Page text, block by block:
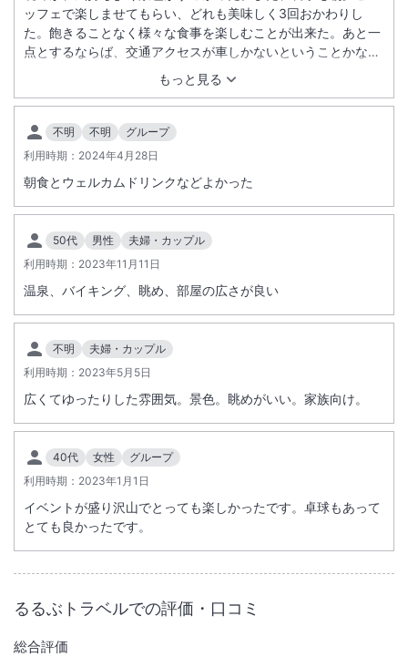
もっと見る
ッフェで楽しませてもらい、どれも美味しく3回おかわりし
た。飽きることなく様々な食事を楽しむことが出来た。あと一
点とするならば、交通アクセスが車しかないということかなと
思う。でもすべて完璧なホテルでまた泊まりたいと思った
不明 不明
グループ
利用時期： 2024年4月28日
朝食とウェルカムドリンクなどよかった
50代 男性
夫婦・カップル
利用時期： 2023年11月11日
温泉、バイキング、眺め、部屋の広さが良い
不明
夫婦・カップル
利用時期： 2023年5月5日
広くてゆったりした雰囲気。景色。眺めがいい。家族向け。
40代 女性
グループ
利用時期： 2023年1月1日
イベントが盛り沢山でとっても楽しかったです。卓球もあって
とても良かったです。
るるぶトラベルでの評価・口コミ
総合評価